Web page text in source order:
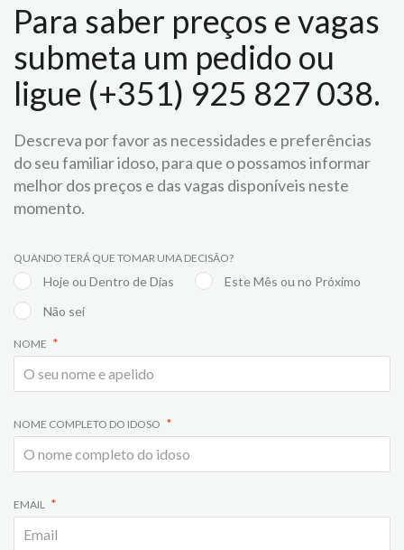
Para saber preços e vagas
submeta um pedido ou
ligue (+351) 925 827 038.
Descreva por favor as necessidades e preferências
do seu familiar idoso, para que o possamos informar
melhor dos preços e das vagas disponíveis neste
momento.
QUANDO TERÁ QUE TOMAR UMA DECISÃO?
Hoje ou Dentro de Dias
Este Mês ou no Próximo
Não sei
NOME
NOME COMPLETO DO IDOSO
EMAIL